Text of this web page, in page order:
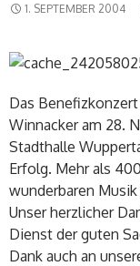
1. SEPTEMBER 2004
Das
Winnacker am 28.
Stadthalle
Erfolg. Mehr als
wunderbaren
Unser herzlicher
Dienst der guten
Dank auch an